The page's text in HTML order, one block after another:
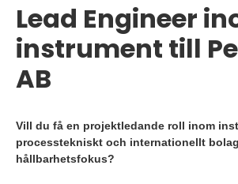
Lead Engineer
instrument till
AB
Vill du få en projektledande roll inom
processtekniskt och internationellt
hållbarhetsfokus?